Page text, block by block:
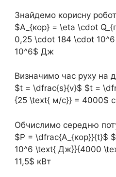
Знайдемо корисну
$A_{кор} = \eta \cdot
0,25 \cdot 184 \cdot
10^6$ Дж
Визначимо час руху на
$t = \dfrac{s}{v}$ $t =
{25 \text{ м/с}} = 4000$ с
Обчислимо середню
$P = \dfrac{A_{кор}}{t}$
10^6 \text{ Дж}}{4000
11,5$ кВт